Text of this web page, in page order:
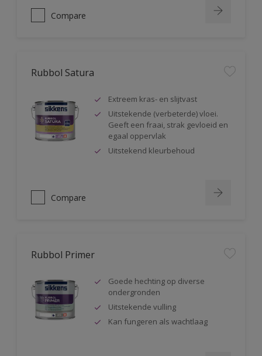
Compare
Rubbol Satura
Extreem kras- en slijtvast
Uitstekende (verbeterde) vloei.
Geeft een fraai, strak gevloeid en
egaal oppervlak
Uitstekend kleurbehoud
Compare
Rubbol Primer
Goede hechting op diverse
ondergronden
Uitstekende vulling
Kan fungeren als wachtlaag